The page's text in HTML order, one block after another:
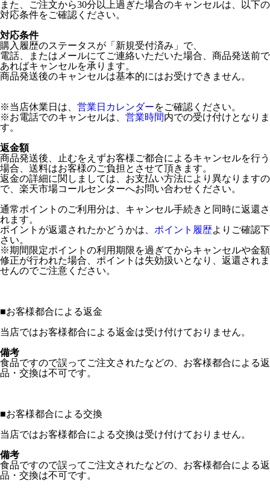
また、ご注文から30分以上過ぎた場合のキャンセルは、以下の
対応条件をご確認ください。
対応条件
購入履歴のステータスが「新規受付済み」で、
電話、またはメールにてご連絡いただいた場合、商品発送前で
あればキャンセルを承ります。
商品発送後のキャンセルは基本的にはお受けできません。
※当店休業日は、 営業日カレンダーをご確認ください。
※お電話でのキャンセルは、 営業時間内での受け付けとなりま
す。
返金額
商品発送後、止むをえずお客様ご都合によるキャンセルを行う
場合、送料はお客様のご負担とさせて頂きます。
返金の詳細に関しましては、お支払い方法により異なりますの
で、楽天市場コールセンターへお問い合わせください。
通常ポイントのご利用分は、キャンセル手続きと同時に返還さ
れます。
ポイントが返還されたかどうかは、 ポイント履歴よりご確認下
さい。
※期間限定ポイントの利用期限を過ぎてからキャンセルや金額
修正が行われた場合、ポイントは失効扱いとなり、返還されま
せんのでご注意ください。
■お客様都合による返金
当店ではお客様都合による返金は受け付けておりません。
備考
食品ですので誤ってご注文されたなどの、お客様都合による返
品・交換は不可です。
■お客様都合による交換
当店ではお客様都合による交換は受け付けておりません。
備考
食品ですので誤ってご注文されたなどの、お客様都合による返
品・交換は不可です。